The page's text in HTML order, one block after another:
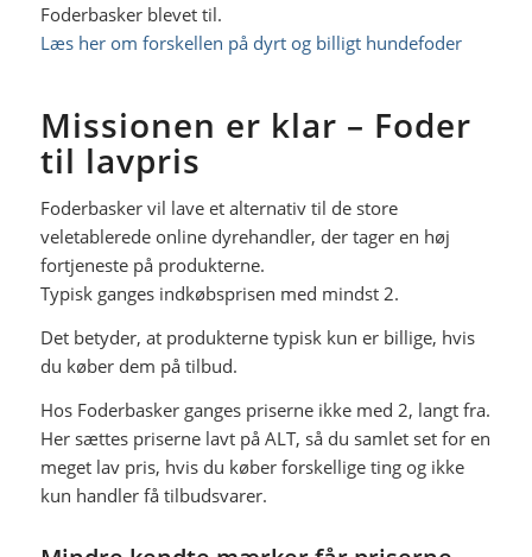
Foderbasker blevet til.
Læs her om forskellen på dyrt og billigt hundefoder
Missionen er klar – Foder
til lavpris
Foderbasker vil lave et alternativ til de store
veletablerede online dyrehandler, der tager en høj
fortjeneste på produkterne.
Typisk ganges indkøbsprisen med mindst 2.
Det betyder, at produkterne typisk kun er billige, hvis
du køber dem på tilbud.
Hos Foderbasker ganges priserne ikke med 2, langt fra.
Her sættes priserne lavt på ALT, så du samlet set for en
meget lav pris, hvis du køber forskellige ting og ikke
kun handler få tilbudsvarer.